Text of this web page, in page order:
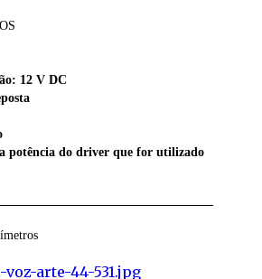
12 V DC
a potência do driver que for utilizado